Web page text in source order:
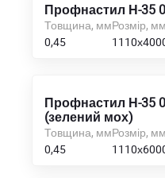
Профнастил Н-35
Товщина, мм
0,45
Розмір, мм
Профнастил Н-35
(зелений мох)
Товщина, мм
0,45
Розмір, мм